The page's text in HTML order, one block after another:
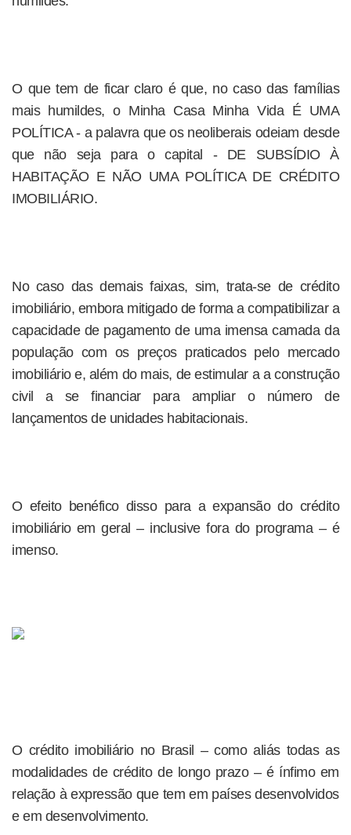
O que tem de ficar claro é que, no caso das famílias
mais humildes, o Minha Casa Minha Vida É UMA
POLÍTICA - a palavra que os neoliberais odeiam desde
que não seja para o capital - DE SUBSÍDIO À
HABITAÇÃO E NÃO UMA POLÍTICA DE CRÉDITO
IMOBILIÁRIO.
No caso das demais faixas, sim, trata-se de crédito
imobiliário, embora mitigado de forma a compatibilizar a
capacidade de pagamento de uma imensa camada da
população com os preços praticados pelo mercado
imobiliário e, além do mais, de estimular a a construção
civil a se financiar para ampliar o número de
lançamentos de unidades habitacionais.
O efeito benéfico disso para a expansão do crédito
imobiliário em geral – inclusive fora do programa – é
imenso.
O crédito imobiliário no Brasil – como aliás todas as
modalidades de crédito de longo prazo – é ínfimo em
relação à expressão que tem em países desenvolvidos
e em desenvolvimento.